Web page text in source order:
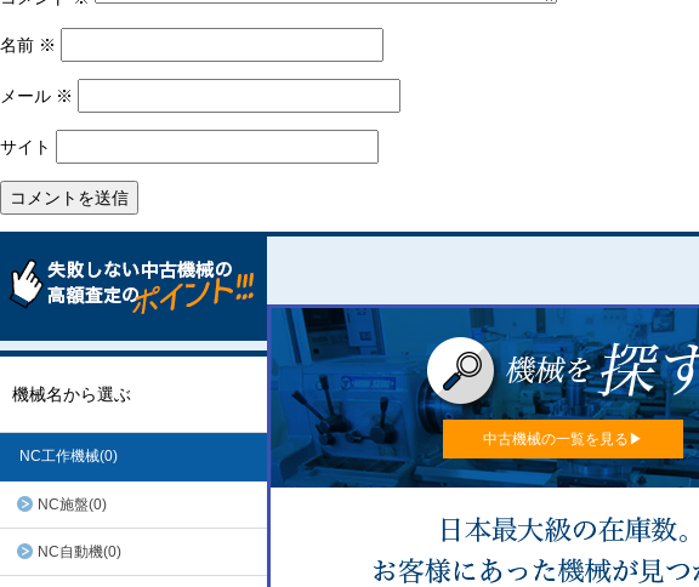
名前 ※
メール ※
サイト
機械名から選ぶ
NC工作機械(0)
NC施盤(0)
NC自動機(0)
中古機械の一覧を見る▶︎